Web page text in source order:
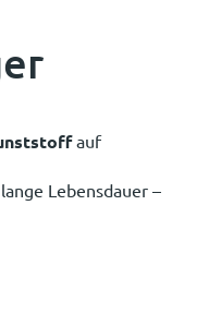
auf
Lebensdauer –